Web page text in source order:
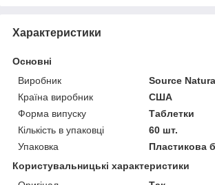
Характеристики
Основні
Виробник
Source
Країна виробник
США
Форма випуску
Таблетки
Кількість в упаковці
60 шт.
Упаковка
Пластикова
Користувальницькі характеристики